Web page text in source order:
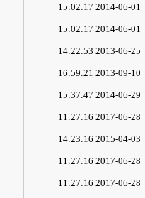
2014-06-01 15:02:17
2014-06-01 15:02:17
2013-06-25 14:22:53
2013-09-10 16:59:21
2014-06-29 15:37:47
2017-06-28 11:27:16
2015-04-03 14:23:16
2017-06-28 11:27:16
2017-06-28 11:27:16